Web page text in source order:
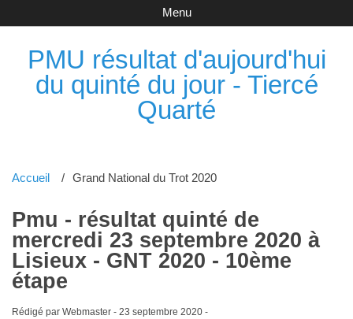
PMU résultat d'aujourd'hui
du quinté du jour - Tiercé
Quarté
Menu
Accueil Grand National du Trot 2020
Pmu - résultat quinté de
mercredi 23 septembre 2020 à
Lisieux - GNT 2020 - 10ème
étape
Rédigé par Webmaster - 23 septembre 2020-